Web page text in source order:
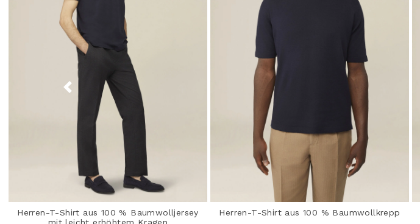
Herren-T-Shirt aus 100 % Baumwolljersey
Herren-T-Shirt aus 100 % Baumwollkrepp